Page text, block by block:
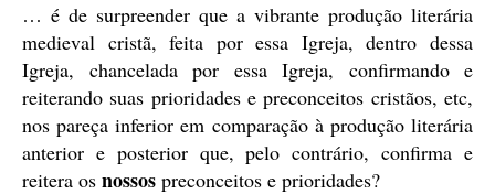
… é de surpreender que a vibrante produção literária
medieval cristã, feita por essa Igreja, dentro dessa
Igreja, chancelada por essa Igreja, confirmando e
reiterando suas prioridades e preconceitos cristãos, etc,
nos pareça inferior em comparação à produção literária
anterior e posterior que, pelo contrário, confirma e
reitera os nossos preconceitos e prioridades?